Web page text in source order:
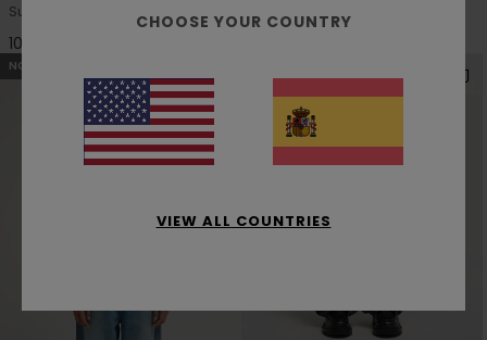
Sudadera Verde Mujer
105,00 €
NOVEDADES
CHOOSE YOUR COUNTRY
VIEW ALL COUNTRIES